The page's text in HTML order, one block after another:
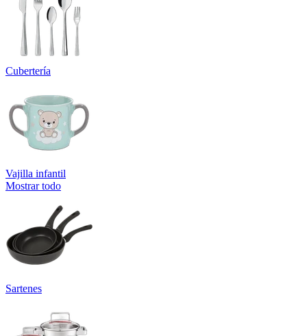
Cubertería
Vajilla infantil
Mostrar todo
Sartenes